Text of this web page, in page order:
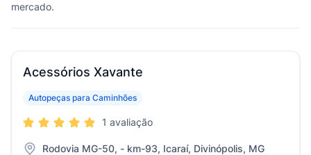
mercado.
Acessórios Xavante
Autopeças para Caminhões
1 avaliação
Rodovia MG-50, - km-93, Icaraí, Divinópolis, MG